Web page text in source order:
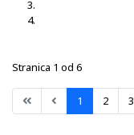
Stranica 1 od 6
1 2 3